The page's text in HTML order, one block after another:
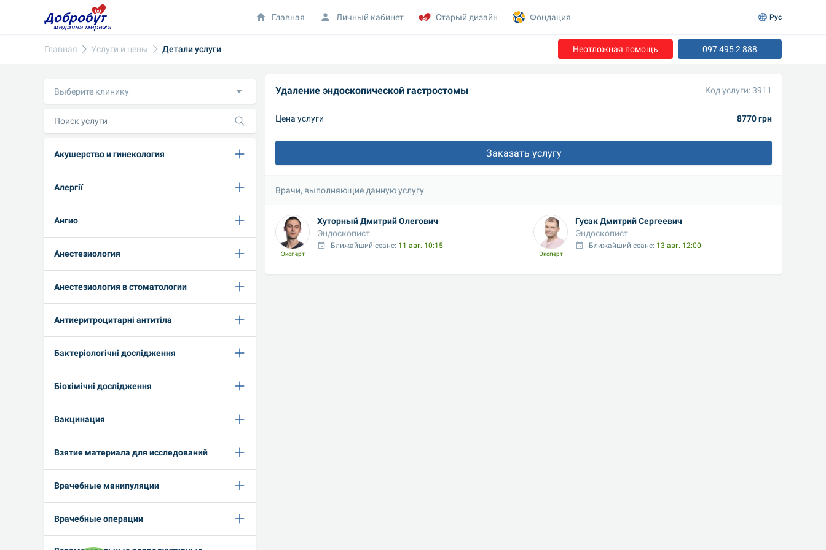
Главная Услуги и цены Детали услуги Неотложная помощь 097 495 2 888
Выберите клинику
Акушерство и гинекология
Алергії
Ангио
Анестезиология
Анестезиология в стоматологии
Антиеритроцитарні антитіла
Бактеріологічні дослідження
Біохімічні дослідження
Вакцинация
Взятие материала для исследований
Врачебные манипуляции
Врачебные операции
Удаление эндоскопической гастростомы Код услуги: 3911
Цена услуги 8770 грн
Заказать услугу
Врачи, выполняющие данную услугу
Эксперт
Хуторный Дмитрий Олегович
Эндоскопист
Ближайший сеанс: 11 авг. 10:15
Эксперт
Гусак Дмитрий Сергеевич
Эндоскопист
Ближайший сеанс: 13 авг. 12:00
Главная Личный кабинет Старый дизайн Фондация Рус